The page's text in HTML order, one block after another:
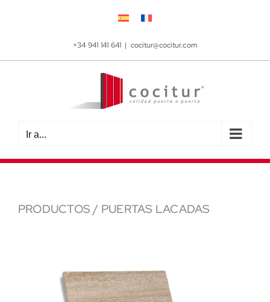
+34 941 141 641 | cocitur@cocitur.com
Ir a...
PRODUCTOS/ PUERTAS LACADAS